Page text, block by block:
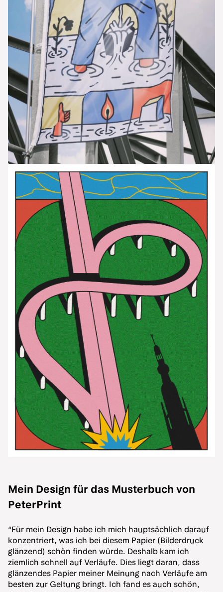
Mein Design für das Musterbuch von
PeterPrint
“Für mein Design habe ich mich hauptsächlich darauf
konzentriert, was ich bei diesem Papier (Bilderdruck
glänzend) schön finden würde. Deshalb kam ich
ziemlich schnell auf Verläufe. Dies liegt daran, dass
glänzendes Papier meiner Meinung nach Verläufe am
besten zur Geltung bringt. Ich fand es auch schön,